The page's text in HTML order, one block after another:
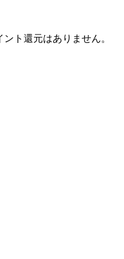
ト還元はありません。